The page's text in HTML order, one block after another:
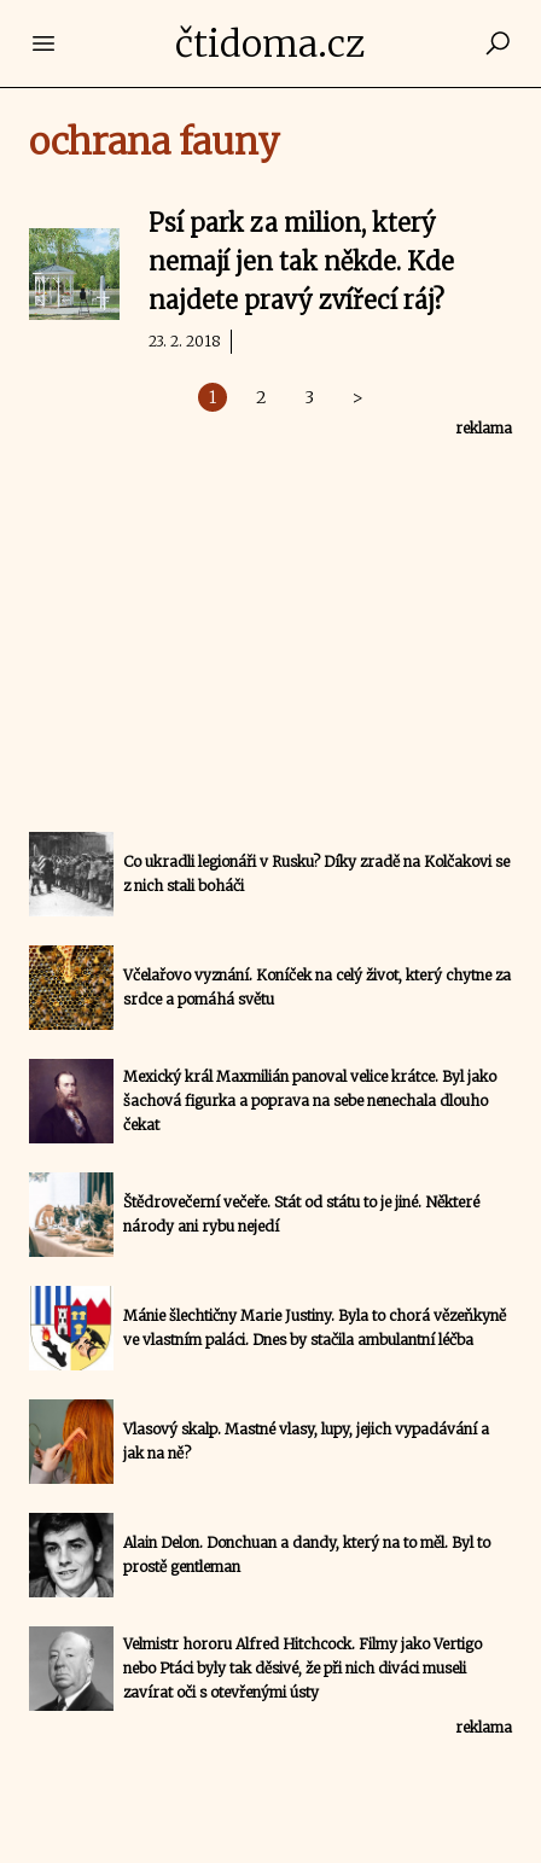
Open main menučtidoma.cz
ochrana fauny
Psí park za milion, který
nemají jen tak někde. Kde
najdete pravý zvířecí ráj?
23. 2. 2018
1 2 3 >
reklama
Co ukradli legionáři v Rusku? Díky zradě na Kolčakovi se
z nich stali boháči
Včelařovo vyznání. Koníček na celý život, který chytne za
srdce a pomáhá světu
Mexický král Maxmilián panoval velice krátce. Byl jako
šachová figurka a poprava na sebe nenechala dlouho
čekat
Štědrovečerní večeře. Stát od státu to je jiné. Některé
národy ani rybu nejedí
Mánie šlechtičny Marie Justiny. Byla to chorá vězeňkyně
ve vlastním paláci. Dnes by stačila ambulantní léčba
Vlasový skalp. Mastné vlasy, lupy, jejich vypadávání a
jak na ně?
Alain Delon. Donchuan a dandy, který na to měl. Byl to
prostě gentleman
Velmistr hororu Alfred Hitchcock. Filmy jako Vertigo
nebo Ptáci byly tak děsivé, že při nich diváci museli
zavírat oči s otevřenými ústy
reklama